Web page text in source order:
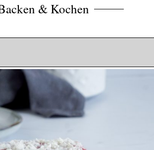
& Kochen